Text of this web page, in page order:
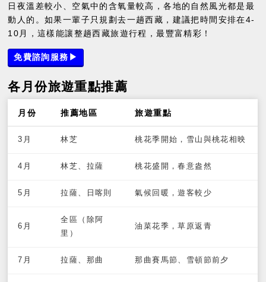
日夜溫差較小、空氣中的含氧量較高，各地的自然風光都是最
動人的。如果一輩子只規劃去一趟西藏，建議把時間安排在4-
10月，這樣能讓整趟西藏旅遊行程，最豐富精彩！
免費諮詢服務▶
各月份旅遊重點推薦
月份 推薦地區 旅遊重點
3月 林芝 桃花季開始，雪山與桃花相映
4月 林芝、拉薩 桃花盛開，春意盎然
5月 拉薩、日喀則 氣候回暖，遊客較少
6月
全區（除阿
里）
油菜花季，草原返青
7月 拉薩、那曲 那曲賽馬節、雪頓節前夕